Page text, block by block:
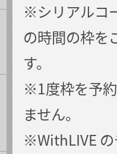
※シリアルコ
の時間の枠を
す。
※1度枠を予
ません。
※WithLIVE の